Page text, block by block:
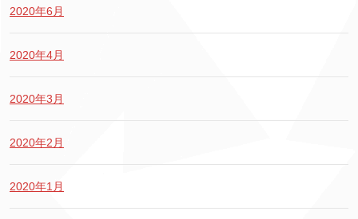
2020年6月
2020年4月
2020年3月
2020年2月
2020年1月